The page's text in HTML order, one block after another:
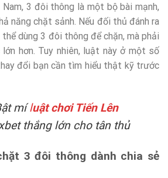
3 đôi thông là một bộ bài mạnh,
năng chặt sảnh. Nếu đối thủ đánh ra
dùng 3 đôi thông để chặn, mà phải
hơn. Tuy nhiên, luật này ở một số
đổi bạn cần tìm hiểu thật kỹ trước
míluật chơi Tiến Lên
thắng lớn cho tân thủ
3 đôi thông dành chia sẻ